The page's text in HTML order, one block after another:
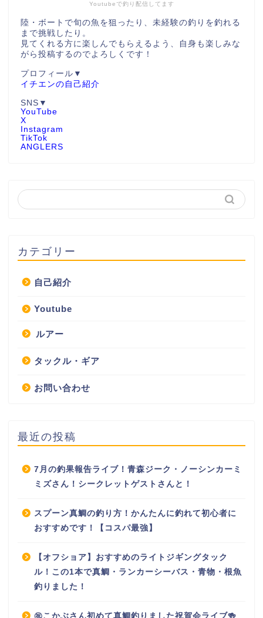
Youtubeで釣り配信してます
陸・ボートで旬の魚を狙ったり、未経験の釣りを釣れる
まで挑戦したり。
見てくれる方に楽しんでもらえるよう、自身も楽しみな
がら投稿するのでよろしくです！
プロフィール▼
イチエンの自己紹介
SNS▼
YouTube
X
Instagram
TikTok
ANGLERS
カテゴリー
自己紹介
Youtube
ルアー
タックル・ギア
お問い合わせ
最近の投稿
7月の釣果報告ライブ！青森ジーク・ノーシンカーミ
ミズさん！シークレットゲストさんと！
スプーン真鯛の釣り方！かんたんに釣れて初心者に
おすすめです！【コスパ最強】
【オフショア】おすすめのライトジギングタック
ル！この1本で真鯛・ランカーシーバス・青物・根魚
釣りました！
㊗️こかぶさん初めて真鯛釣りました祝賀会ライブ🍻